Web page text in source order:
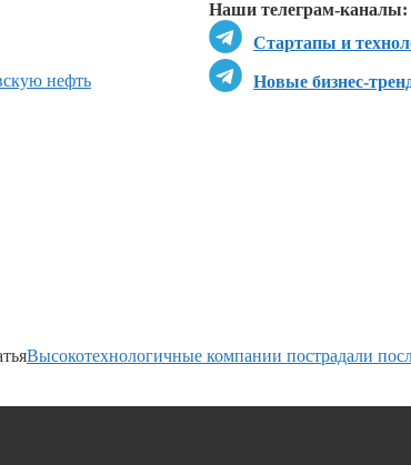
Наши телеграм-каналы:
Стартапы и
Новые бизнес-
нефть
Высокотехнологичные компании пострадали